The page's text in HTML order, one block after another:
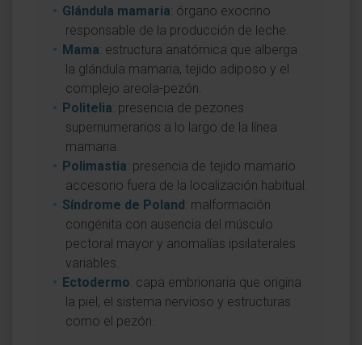
Glándula mamaria: órgano exocrino
responsable de la producción de leche.
Mama: estructura anatómica que alberga
la glándula mamaria, tejido adiposo y el
complejo areola-pezón.
Politelia: presencia de pezones
supernumerarios a lo largo de la línea
mamaria.
Polimastia: presencia de tejido mamario
accesorio fuera de la localización habitual.
Síndrome de Poland: malformación
congénita con ausencia del músculo
pectoral mayor y anomalías ipsilaterales
variables.
Ectodermo: capa embrionaria que origina
la piel, el sistema nervioso y estructuras
como el pezón.